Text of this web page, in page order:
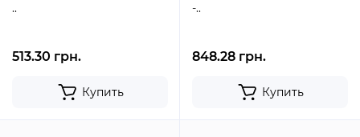
..
513.30 грн.
Купить
-..
848.28 грн.
Купить